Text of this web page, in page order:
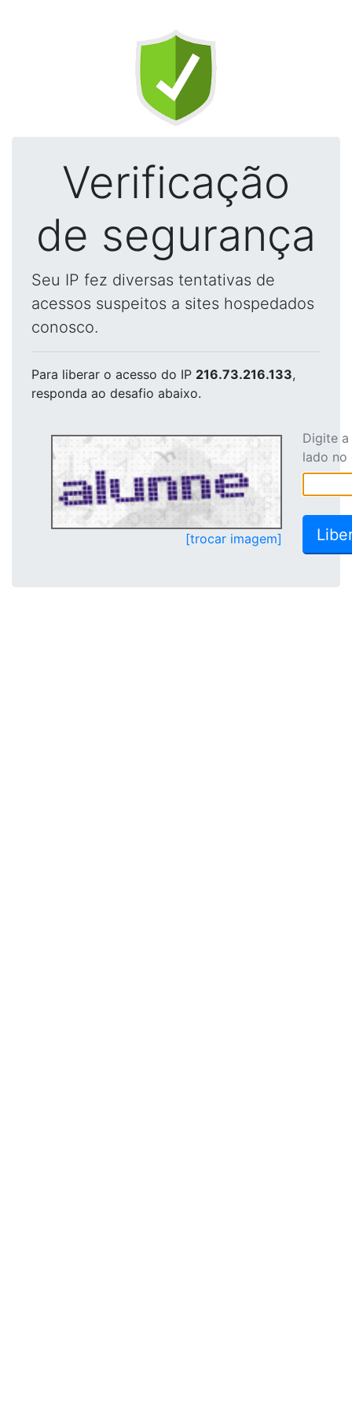
Verificação
de segurança
Seu IP fez diversas tentativas de
acessos suspeitos a sites hospedados
conosco.
Para liberar o acesso do IP 216.73.216.133,
responda ao desafio abaixo.
[trocar imagem]
Digite
lado no